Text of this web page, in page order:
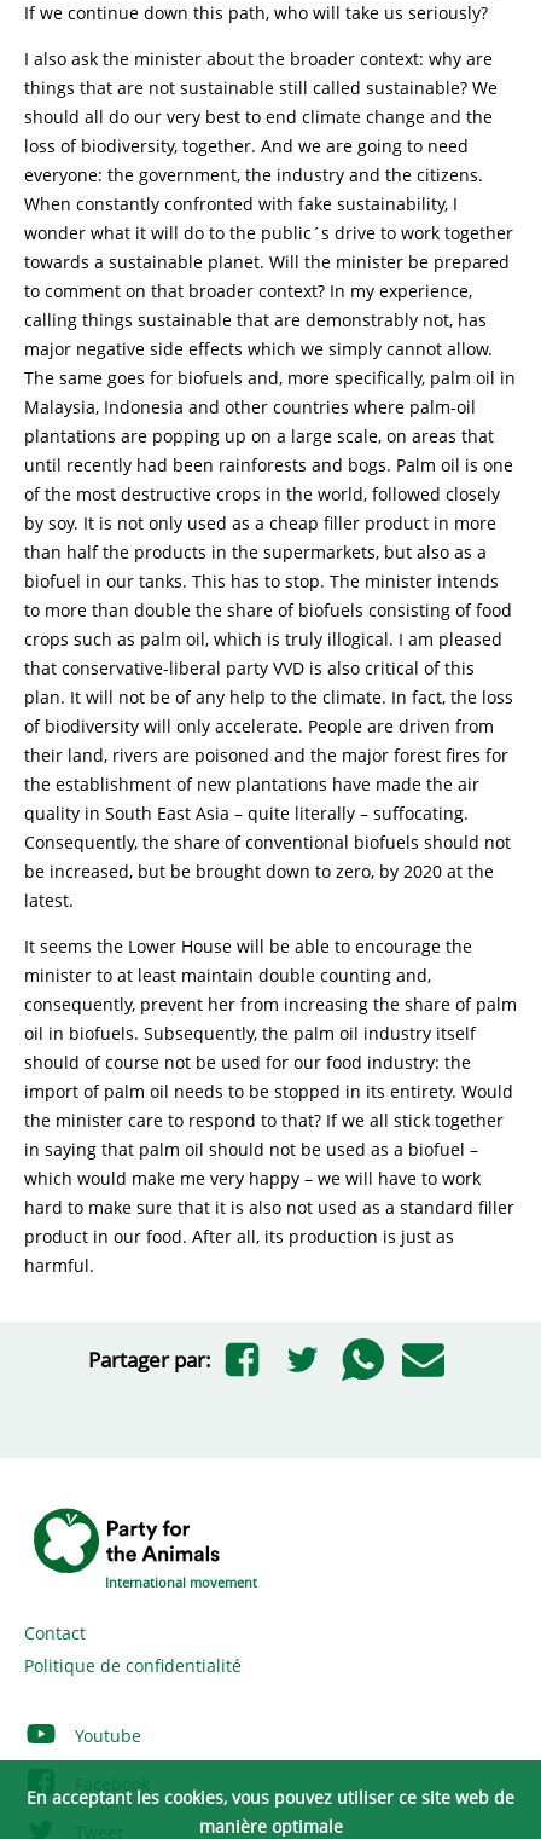
If we continue down this path, who will take us seriously?
I also ask the minister about the broader context: why are
things that are not sustainable still called sustainable? We
should all do our very best to end climate change and the
loss of biodiversity, together. And we are going to need
everyone: the government, the industry and the citizens.
When constantly confronted with fake sustainability, I
wonder what it will do to the public´s drive to work together
towards a sustainable planet. Will the minister be prepared
to comment on that broader context? In my experience,
calling things sustainable that are demonstrably not, has
major negative side effects which we simply cannot allow.
The same goes for biofuels and, more specifically, palm oil in
Malaysia, Indonesia and other countries where palm-oil
plantations are popping up on a large scale, on areas that
until recently had been rainforests and bogs. Palm oil is one
of the most destructive crops in the world, followed closely
by soy. It is not only used as a cheap filler product in more
than half the products in the supermarkets, but also as a
biofuel in our tanks. This has to stop. The minister intends
to more than double the share of biofuels consisting of food
crops such as palm oil, which is truly illogical. I am pleased
that conservative-liberal party VVD is also critical of this
plan. It will not be of any help to the climate. In fact, the loss
of biodiversity will only accelerate. People are driven from
their land, rivers are poisoned and the major forest fires for
the establishment of new plantations have made the air
quality in South East Asia – quite literally – suffocating.
Consequently, the share of conventional biofuels should not
be increased, but be brought down to zero, by 2020 at the
latest.
It seems the Lower House will be able to encourage the
minister to at least maintain double counting and,
consequently, prevent her from increasing the share of palm
oil in biofuels. Subsequently, the palm oil industry itself
should of course not be used for our food industry: the
import of palm oil needs to be stopped in its entirety. Would
the minister care to respond to that? If we all stick together
in saying that palm oil should not be used as a biofuel –
which would make me very happy – we will have to work
hard to make sure that it is also not used as a standard filler
product in our food. After all, its production is just as
harmful.
Partager par:
International movement
Contact
Politique de confidentialité
Youtube
Facebook
Tweet
En acceptant les cookies, vous pouvez utiliser ce site web de
manière optimale